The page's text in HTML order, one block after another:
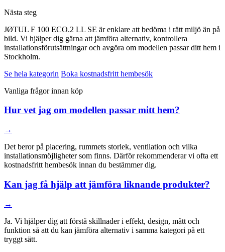
Nästa steg
JØTUL F 100 ECO.2 LL SE är enklare att bedöma i rätt miljö än på
bild. Vi hjälper dig gärna att jämföra alternativ, kontrollera
installationsförutsättningar och avgöra om modellen passar ditt hem i
Stockholm.
Se hela kategorin Boka kostnadsfritt hembesök
Vanliga frågor innan köp
Hur vet jag om modellen passar mitt hem?
→
Det beror på placering, rummets storlek, ventilation och vilka
installationsmöjligheter som finns. Därför rekommenderar vi ofta ett
kostnadsfritt hembesök innan du bestämmer dig.
Kan jag få hjälp att jämföra liknande produkter?
→
Ja. Vi hjälper dig att förstå skillnader i effekt, design, mått och
funktion så att du kan jämföra alternativ i samma kategori på ett
tryggt sätt.